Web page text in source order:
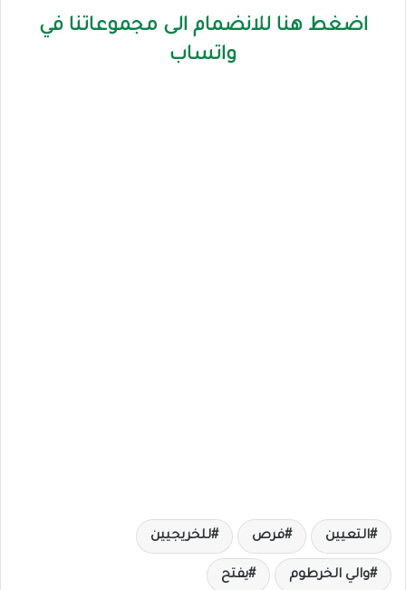
اضغط هنا للانضمام الى مجموعاتنا في
واتساب
التعيين فرص للخريجيين
والي الخرطوم يفتح